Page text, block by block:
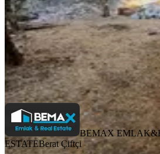
7.750.000 ₺
BEMAX EMLAK&REAL ESTATE
Ara
BEMAX
ESTATEBerat Çiftçi